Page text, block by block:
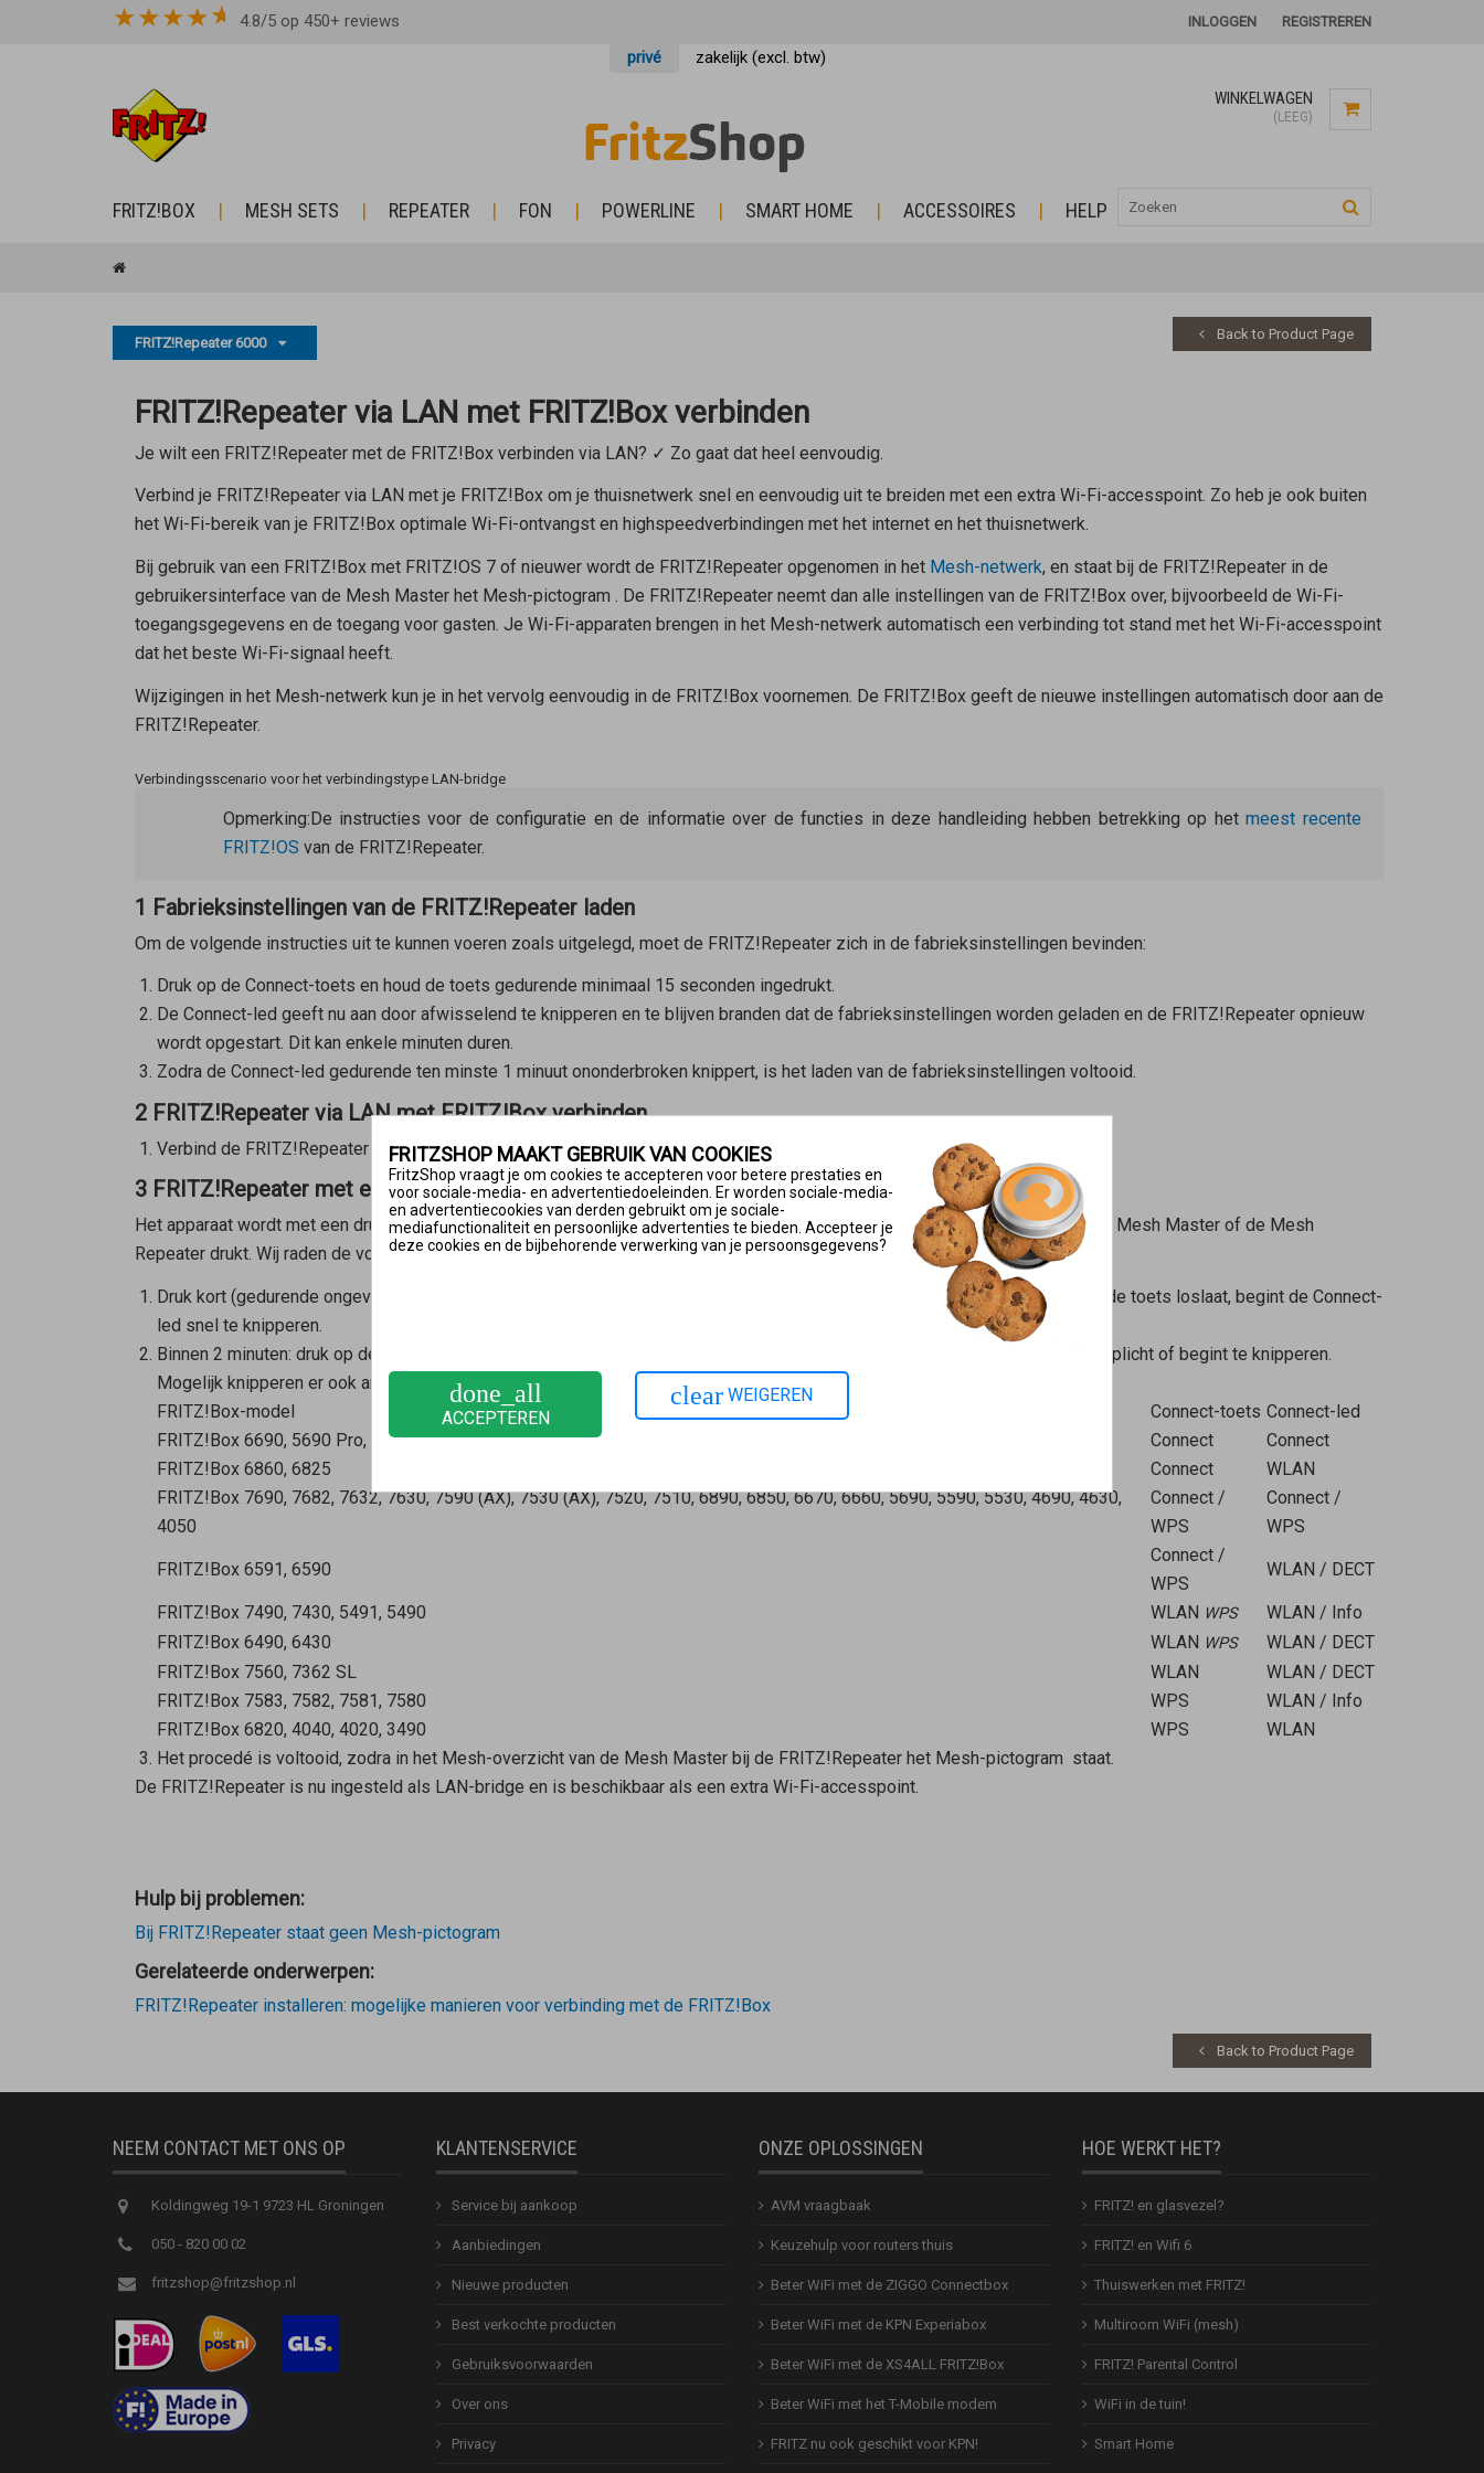
★★★★ 4.8/5 op 450+ reviews INLOGGEN REGISTREREN
privé zakelijk (excl. btw)
WINKELWAGEN
(LEEG)
FRITZ!BOX MESH SETS REPEATER FON POWERLINE SMART HOME ACCESSOIRES HELP
FRITZ!Repeater 6000
Back to Product Page
FRITZ!Repeater via LAN met FRITZ!Box verbinden
Je wilt een FRITZ!Repeater met de FRITZ!Box verbinden via LAN? ✓ Zo gaat dat heel eenvoudig.
Verbind je FRITZ!Repeater via LAN met je FRITZ!Box om je thuisnetwerk snel en eenvoudig uit te breiden met een extra Wi-Fi-accesspoint. Zo heb je ook buiten
het Wi-Fi-bereik van je FRITZ!Box optimale Wi-Fi-ontvangst en highspeedverbindingen met het internet en het thuisnetwerk.
Bij gebruik van een FRITZ!Box met FRITZ!OS 7 of nieuwer wordt de FRITZ!Repeater opgenomen in het Mesh-netwerk, en staat bij de FRITZ!Repeater in de
gebruikersinterface van de Mesh Master het Mesh-pictogram . De FRITZ!Repeater neemt dan alle instellingen van de FRITZ!Box over, bijvoorbeeld de Wi-Fi-
toegangsgegevens en de toegang voor gasten. Je Wi-Fi-apparaten brengen in het Mesh-netwerk automatisch een verbinding tot stand met het Wi-Fi-accesspoint
dat het beste Wi-Fi-signaal heeft.
Wijzigingen in het Mesh-netwerk kun je in het vervolg eenvoudig in de FRITZ!Box voornemen. De FRITZ!Box geeft de nieuwe instellingen automatisch door aan de
FRITZ!Repeater.
Verbindingsscenario voor het verbindingstype LAN-bridge
Opmerking:De instructies voor de configuratie en de informatie over de functies in deze handleiding hebben betrekking op hetmeest recente
FRITZ!OS van de FRITZ!Repeater.
1 Fabrieksinstellingen van de FRITZ!Repeater laden
Om de volgende instructies uit te kunnen voeren zoals uitgelegd, moet de FRITZ!Repeater zich in de fabrieksinstellingen bevinden:
Druk op de Connect-toets en houd de toets gedurende minimaal 15 seconden ingedrukt.
De Connect-led geeft nu aan door afwisselend te knipperen en te blijven branden dat de fabrieksinstellingen worden geladen en de FRITZ!Repeater opnieuw
wordt opgestart. Dit kan enkele minuten duren.
Zodra de Connect-led gedurende ten minste 1 minuut ononderbroken knippert, is het laden van de fabrieksinstellingen voltooid.
2 FRITZ!Repeater via LAN met FRITZ!Box verbinden
Verbind de FRITZ!Repeater met een netwerkkabel met een LAN-poort van de FRITZ!Box.
3 FRITZ!Repeater met een druk op de knop in het Mesh-netwerk opnemen
Het apparaat wordt met een druk op de knop in het Mesh-netwerk opgenomen. Het maakt niet uit of je eerst op de toets van de Mesh Masterof de Mesh
Repeaterdrukt. Wij raden de volgende volgorde aan:
Druk kort (gedurende ongeveer 1 seconde) op de Connect-toets van de FRITZ!Repeater en laat de toets weer los. Zodra je de toets loslaat, begint de Connect-
led snel te knipperen.
Binnen 2 minuten: druk op de Connect-toets van de
en houd de toets ingedrukt tot de Connect-led (zie tabel) oplicht of begint te knipperen.
Mogelijk knipperen er ook andere leds of lichten er ook andere leds op.
FRITZ!Box-model
Connect-toets Connect-led
FRITZ!Box 6690, 5690 Pro, 4060
Connect
Connect
FRITZ!Box 6860, 6825
Connect
WLAN
FRITZ!Box 7690, 7682, 7632, 7630, 7590 (AX), 7530 (AX), 7520, 7510, 6890, 6850, 6670, 6660, 5690, 5590, 5530, 4690, 4630,
4050
Connect /
WPS
Connect /
WPS
FRITZ!Box 6591, 6590
Connect /
WPS
WLAN / DECT
FRITZ!Box 7490, 7430, 5491, 5490 WLAN WPS
WLAN / Info
FRITZ!Box 6490, 6430
WLAN WPS
WLAN / DECT
FRITZ!Box 7560, 7362 SL
WLAN
WLAN / DECT
FRITZ!Box 7583, 7582, 7581, 7580
WPS
WLAN / Info
FRITZ!Box 6820, 4040, 4020, 3490
WPS
WLAN
Het procedé is voltooid, zodra in het Mesh-overzicht van de Mesh Masterbij de FRITZ!Repeater het Mesh-pictogram staat.
De FRITZ!Repeater is nu ingesteld als LAN-bridge en is beschikbaar als een extra Wi-Fi-accesspoint.
Hulp bij problemen:
Bij FRITZ!Repeater staat geen Mesh-pictogram
Gerelateerde onderwerpen:
FRITZ!Repeater installeren: mogelijke manieren voor verbinding met de FRITZ!Box
Back to Product Page
NEEM CONTACT MET ONS OP
Koldingweg 19-1 9723 HL Groningen
050 - 820 00 02
fritzshop@fritzshop.nl
KLANTENSERVICE
Service bij aankoop
Aanbiedingen
Nieuwe producten
Best verkochte producten
Gebruiksvoorwaarden
Over ons
Privacy
ONZE OPLOSSINGEN
AVM vraagbaak
Keuzehulp voor routers thuis
Beter WiFi met de ZIGGO Connectbox
Beter WiFi met de KPN Experiabox
Beter WiFi met de XS4ALL FRITZ!Box
Beter WiFi met het T-Mobile modem
FRITZ nu ook geschikt voor KPN!
HOE WERKT HET?
FRITZ! en glasvezel?
FRITZ! en Wifi 6
Thuiswerken met FRITZ!
Multiroom WiFi (mesh)
FRITZ! Parental Control
WiFi in de tuin!
Smart Home
FRITZSHOP MAAKT GEBRUIK VAN COOKIES
FritzShop vraagt je om cookies te accepteren voor betere prestaties en
voor sociale-media- en advertentiedoeleinden. Er worden sociale-media-
en advertentiecookies van derden gebruikt om je sociale-
mediafunctionaliteit en persoonlijke advertenties te bieden. Accepteer je
deze cookies en de bijbehorende verwerking van je persoonsgegevens?
done_all
ACCEPTEREN
clear WEIGEREN